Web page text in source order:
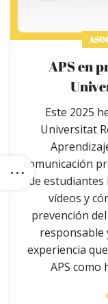
APS en
Este 2025
Universitat
comunicación
de
vídeos y
prevención
responsable
experiencia
APS